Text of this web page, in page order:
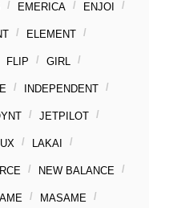
EMERICA ENJOI
ELEMENT
FLIP GIRL
INDEPENDENT
JETPILOT
LAKAI
NEW BALANCE
MASAME